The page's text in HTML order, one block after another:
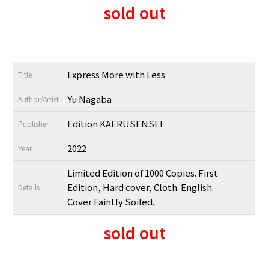
sold out
Title Express More with Less
Author/Artist Yu Nagaba
Publisher Edition KAERUSENSEI
Year 2022
Details
Limited Edition of 1000 Copies. First
Edition, Hard cover, Cloth. English.
Cover Faintly Soiled.
sold out